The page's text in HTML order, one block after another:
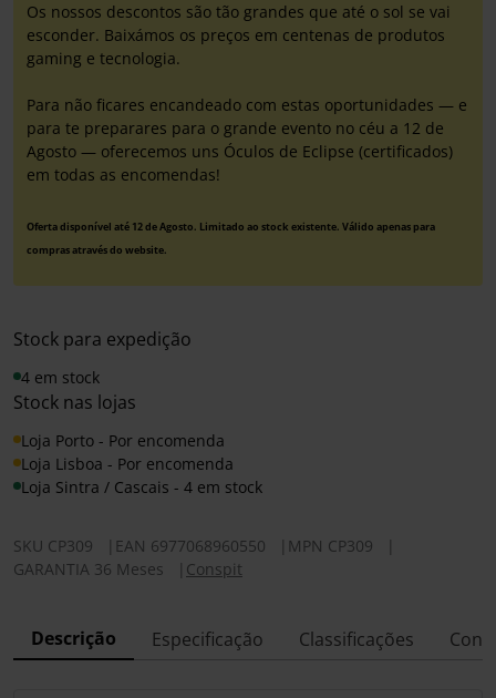
Os nossos descontos são tão grandes que até o sol se vai
esconder. Baixámos os preços em centenas de produtos
gaming e tecnologia.
Para não ficares encandeado com estas oportunidades — e
para te preparares para o grande evento no céu a 12 de
Agosto — oferecemos uns Óculos de Eclipse (certificados)
em todas as encomendas!
Oferta disponível até 12 de Agosto. Limitado ao stock existente. Válido apenas para
compras através do website.
Stock para expedição
4 em stock
Stock nas lojas
Loja Porto - Por encomenda
Loja Lisboa - Por encomenda
Loja Sintra / Cascais - 4 em stock
SKU CP309 EAN 6977068960550 MPN CP309
GARANTIA 36 Meses
Conspit
Descrição Especificação Classificações